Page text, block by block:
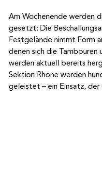
Am Wochenende werden
gesetzt: Die
Festgelände nimmt Form
denen sich die
werden aktuell bereits
Sektion Rhone werden
geleistet – ein Einsatz,